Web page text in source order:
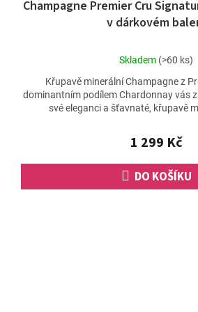
Champagne Premier Cru
v dárkovém
Průměrné
produktu
je
4,6
5
hvězdiček.
Skladem (>60 ks)
1 299 Kč
DO KOŠÍKU
Křupavě minerální Champagne z
dominantním podílem Chardonnay vás
své eleganci a šťavnaté, křupavě